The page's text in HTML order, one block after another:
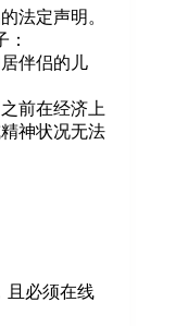
法定声明。
伴侣的儿
前在经济上
神状况无法
且必须在线